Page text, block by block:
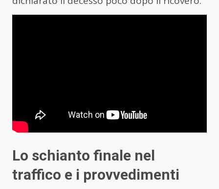
Lo schianto finale nel
traffico e i provvedimenti